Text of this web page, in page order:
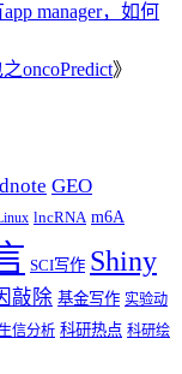
manager，如何
oncoPredict》
GEO
lncRNA m6A
SCI写作 Shiny
敲除 基金写作 实验动
生信分析 科研热点 科研绘